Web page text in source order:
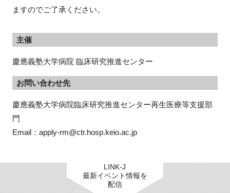
ますのでご了承ください。
主催
慶應義塾大学病院 臨床研究推進センター
お問い合わせ先
慶應義塾大学病院臨床研究推進センター再生医療等支援部
門
Email：apply-rm@ctr.hosp.keio.ac.jp
LINK-J
最新イベント情報を
配信